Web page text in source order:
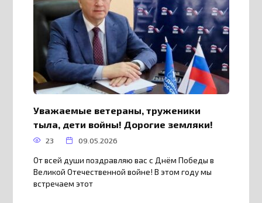
Уважаемые ветераны, труженики
тыла, дети войны! Дорогие земляки!
23 09.05.2026
От всей души поздравляю вас с Днём Победы в
Великой Отечественной войне! В этом году мы
встречаем этот